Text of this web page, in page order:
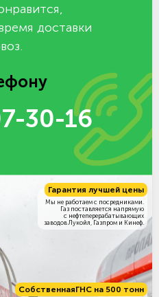
доставки
30-16
СобственнаяГНС на 500 тонн
Гарантия лучшей цены
Мы не работаем с посредниками.
Газ поставляется напрямую
с нефтеперерабатывающих
заводов Лукойл, Газпром и Кинеф.